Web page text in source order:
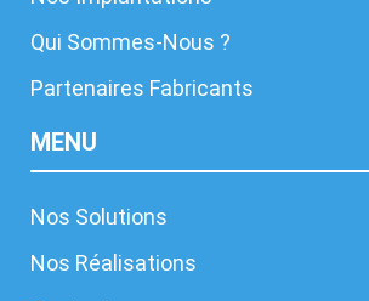
Qui Sommes-Nous ?
Partenaires Fabricants
MENU
Nos Solutions
Nos Réalisations